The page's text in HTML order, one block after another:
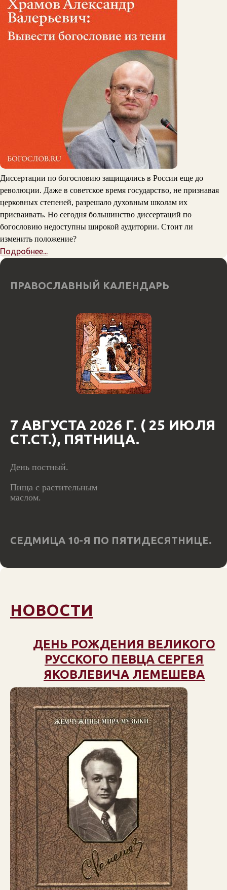
Диссертации по богословию защищались в России еще до
революции. Даже в советское время государство, не признавая
церковных степеней, разрешало духовным школам их
присваивать. Но сегодня большинство диссертаций по
богословию недоступны широкой аудитории. Стоит ли
изменить положение?
Подробнее...
ПРАВОСЛАВНЫЙ КАЛЕНДАРЬ
7 АВГУСТА 2026 Г. ( 25 ИЮЛЯ
СТ.СТ.), ПЯТНИЦА.
День постный.
Пища с растительным
маслом.
СЕДМИЦА 10-Я ПО ПЯТИДЕСЯТНИЦЕ.
НОВОСТИ
ДЕНЬ РОЖДЕНИЯ ВЕЛИКОГО
РУССКОГО ПЕВЦА СЕРГЕЯ
ЯКОВЛЕВИЧА ЛЕМЕШЕВА